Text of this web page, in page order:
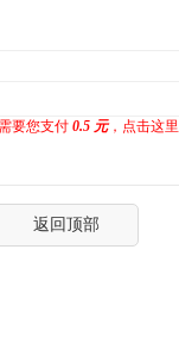
要您支付 0.5 元，点击这
返回顶部